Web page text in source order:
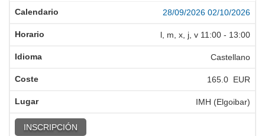
28/09/2026 02/10/2026
l, m, x, j, v 11:00 - 13:00
Castellano
165.0 EUR
IMH (Elgoibar)
INSCRIPCIÓN